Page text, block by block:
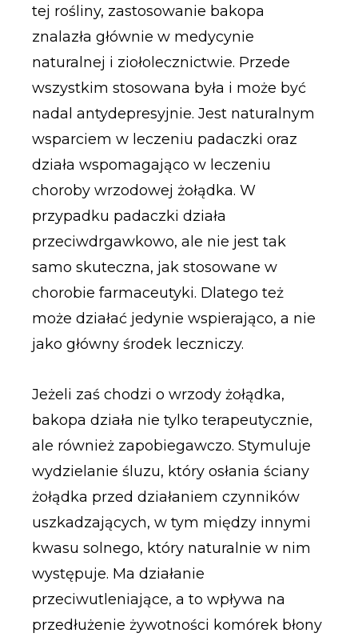
tej rośliny, zastosowanie bakopa
znalazła głównie w medycynie
naturalnej i ziołolecznictwie. Przede
wszystkim stosowana była i może być
nadal antydepresyjnie. Jest naturalnym
wsparciem w leczeniu padaczki oraz
działa wspomagająco w leczeniu
choroby wrzodowej żołądka. W
przypadku padaczki działa
przeciwdrgawkowo, ale nie jest tak
samo skuteczna, jak stosowane w
chorobie farmaceutyki. Dlatego też
może działać jedynie wspierająco, a nie
jako główny środek leczniczy.
Jeżeli zaś chodzi o wrzody żołądka,
bakopa działa nie tylko terapeutycznie,
ale również zapobiegawczo. Stymuluje
wydzielanie śluzu, który osłania ściany
żołądka przed działaniem czynników
uszkadzających, w tym między innymi
kwasu solnego, który naturalnie w nim
występuje. Ma działanie
przeciwutleniające, a to wpływa na
przedłużenie żywotności komórek błony